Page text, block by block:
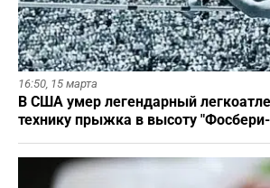
16:50, 15 марта
В США умер легендарный
технику прыжка в высоту